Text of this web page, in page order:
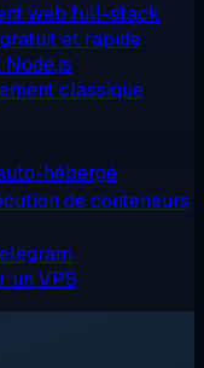
web full-stack
et rapide
classique
hébergé
de conteneurs,
un VPS